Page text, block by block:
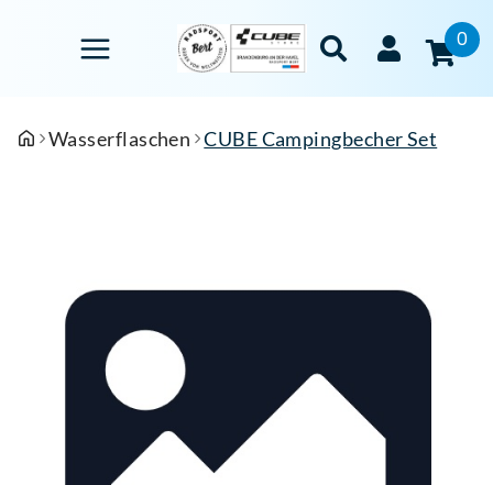
0
Wasserflaschen CUBE Campingbecher Set